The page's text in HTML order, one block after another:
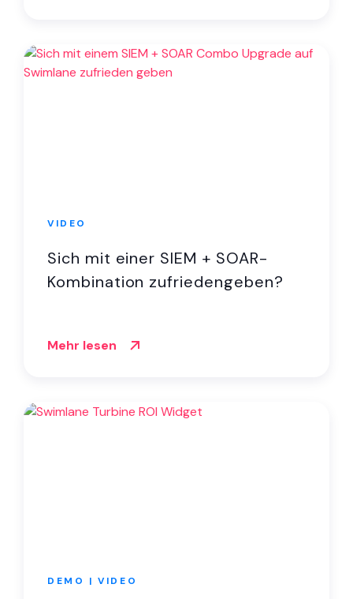
VIDEO
Sich mit einer SIEM + SOAR-
Kombination zufriedengeben?
Mehr lesen
DEMO | VIDEO